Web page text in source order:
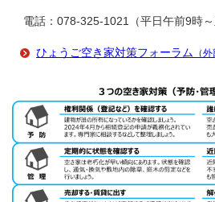
電話：078-325-1021（平日午前9時～
ひょうご空き家対策フォーラム （